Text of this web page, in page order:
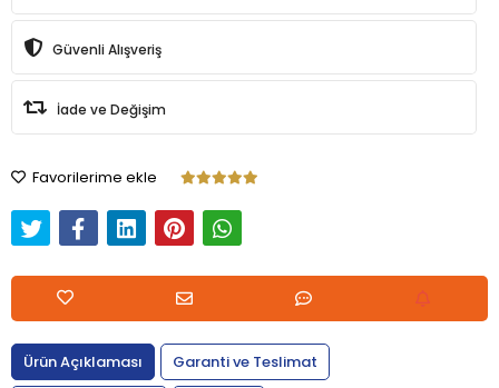
Güvenli Alışveriş
İade ve Değişim
Favorilerime ekle
Ürün Açıklaması
Garanti ve Teslimat